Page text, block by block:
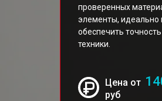
проверенных
элементы, идеально
обеспечить
техники.
Цена от
руб